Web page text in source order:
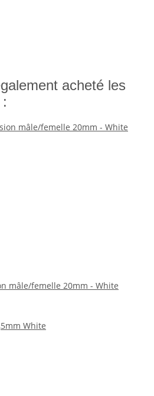
acheté les
mâle/femelle 20mm - White